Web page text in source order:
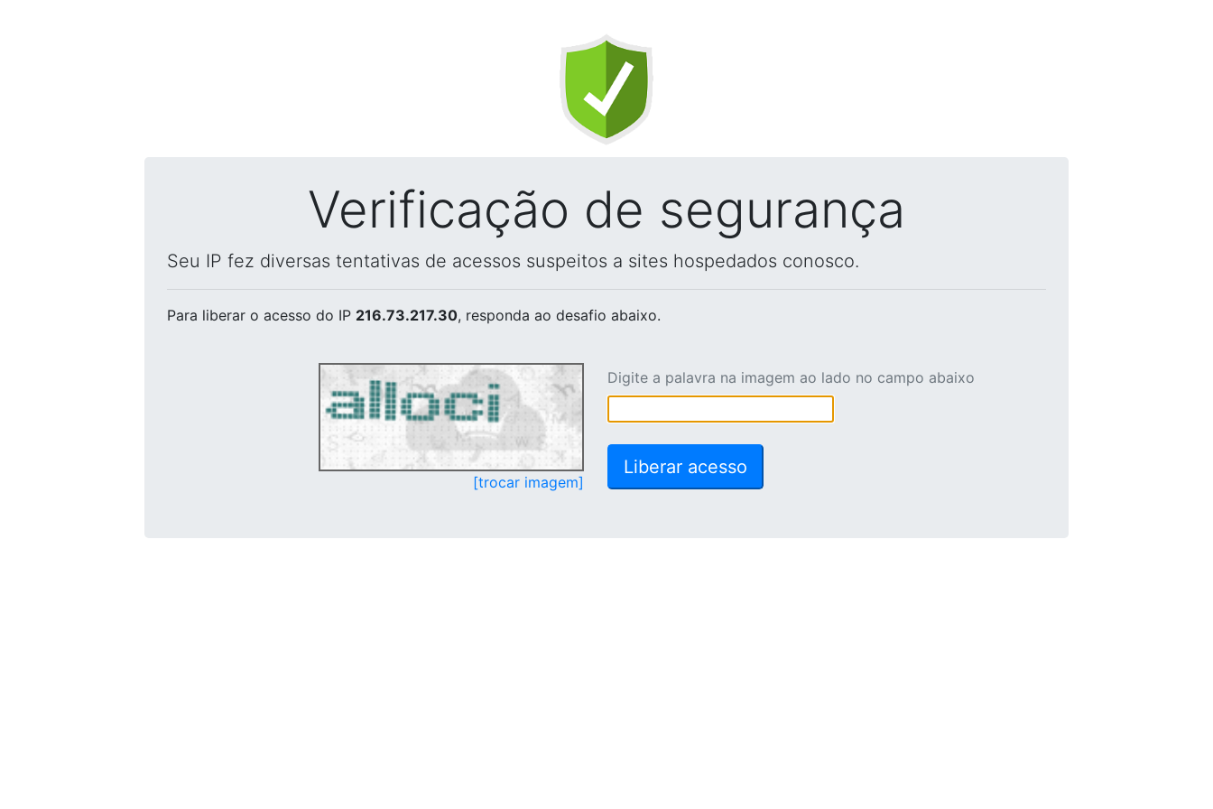
Verificação de segurança
Seu IP fez diversas tentativas de acessos suspeitos a sites hospedados conosco.
Para liberar o acesso do IP 216.73.217.30, responda ao desafio abaixo.
[trocar imagem]
Digite a palavra na imagem ao lado no campo abaixo